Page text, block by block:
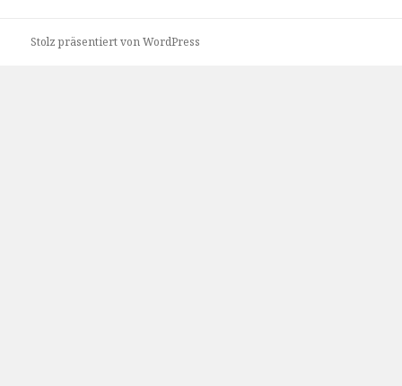
Stolz präsentiert von WordPress